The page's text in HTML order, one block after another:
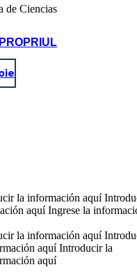
la información aquí
aquí Ingrese la
la información aquí
aquí Introducir la
aquí